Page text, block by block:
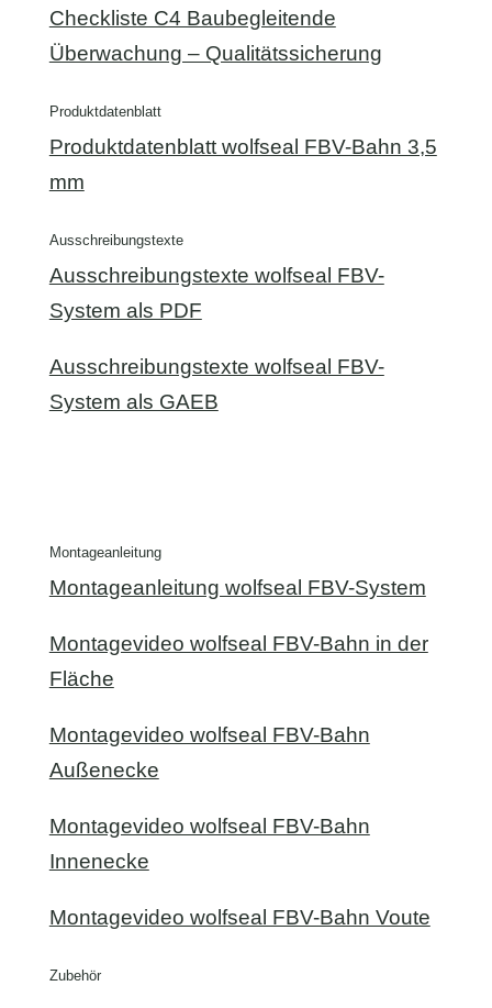
Checkliste C4 Baubegleitende
Überwachung – Qualitätssicherung
Produktdatenblatt
Produktdatenblatt wolfseal FBV-Bahn 3,5
mm
Ausschreibungstexte
Ausschreibungstexte wolfseal FBV-
System als PDF
Ausschreibungstexte wolfseal FBV-
System als GAEB
Montageanleitung
Montageanleitung wolfseal FBV-System
Montagevideo wolfseal FBV-Bahn in der
Fläche
Montagevideo wolfseal FBV-Bahn
Außenecke
Montagevideo wolfseal FBV-Bahn
Innenecke
Montagevideo wolfseal FBV-Bahn Voute
Zubehör